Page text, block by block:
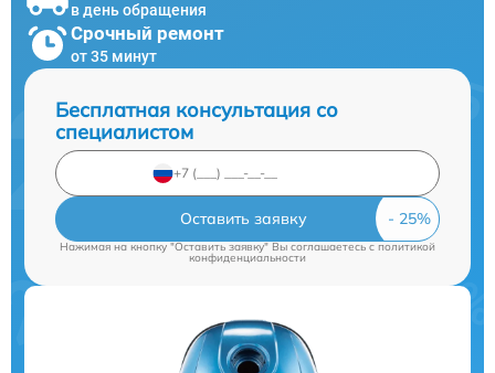
в день обращения
Срочный ремонт
от 35 минут
Бесплатная консультация со
специалистом
Оставить заявку
Нажимая на кнопку "Оставить заявку" Вы соглашаетесь cполитикой
конфиденциальности